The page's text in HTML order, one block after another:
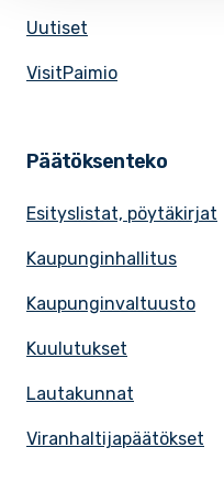
Uutiset
VisitPaimio
Päätöksenteko
Esityslistat, pöytäkirjat
Kaupunginhallitus
Kaupunginvaltuusto
Kuulutukset
Lautakunnat
Viranhaltijapäätökset